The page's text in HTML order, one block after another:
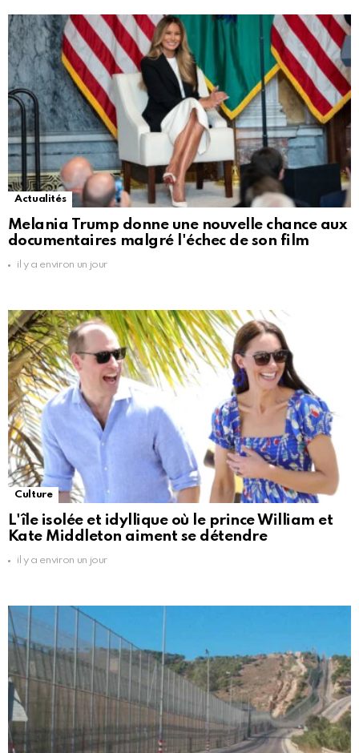
Actualités
Melania Trump donne une nouvelle chance aux
documentaires malgré l'échec de son film
il y a environ un jour
Culture
L'île isolée et idyllique où le prince William et
Kate Middleton aiment se détendre
il y a environ un jour